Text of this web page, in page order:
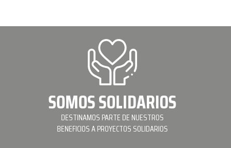
SOMOS SOLIDARIOS
DESTINAMOS PARTE DE NUESTROS
BENEFICIOS A PROYECTOS SOLIDARIOS